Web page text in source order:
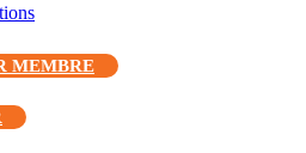
MEMBRE